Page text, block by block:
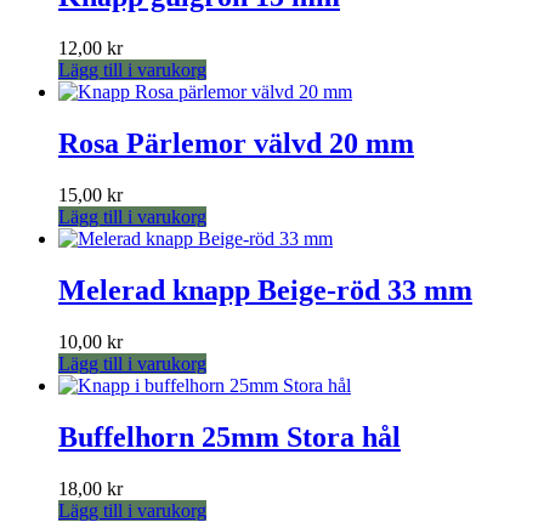
12,00 kr
Lägg till i varukorg
Rosa Pärlemor välvd 20 mm
15,00 kr
Lägg till i varukorg
Melerad knapp Beige-röd 33 mm
10,00 kr
Lägg till i varukorg
Buffelhorn 25mm Stora hål
18,00 kr
Lägg till i varukorg